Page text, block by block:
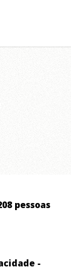
pessoas
-